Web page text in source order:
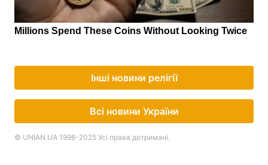
Інші новини релігії
Всі новини України
© UNIAN.UA 1998-2025 Усі права дотримані.